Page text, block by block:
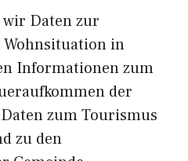
Daten zur
in
Informationen zum
der
zum Tourismus
zu den